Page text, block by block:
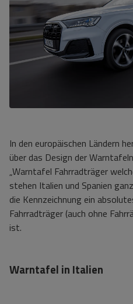
In den europäischen Ländern
über das Design der
„Warntafel Fahrradträger
stehen Italien und Spanien
die Kennzeichnung ein
Fahrradträger (auch ohne
ist.
Warntafel in Italien